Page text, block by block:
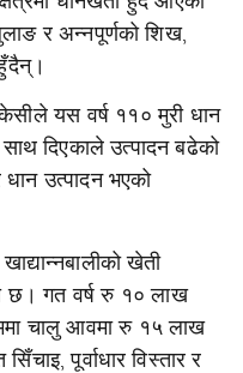
र अन्नपूर्णको शिख,
यस वर्ष ११० मुरी धान
दिएकाले उत्पादन बढेको
धान उत्पादन भएको
खेती
छ। गत वर्ष रु १० लाख
चालु आवमा रु १५ लाख
पूर्वाधार विस्तार र